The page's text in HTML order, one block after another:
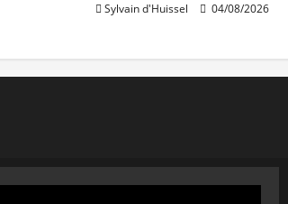
Sylvain d'Huissel 04/08/2026